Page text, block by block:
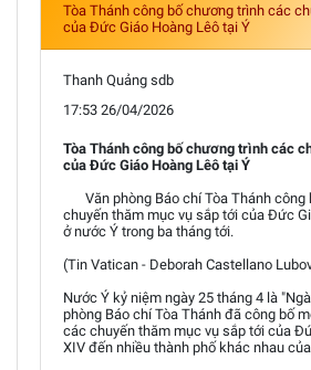
Tòa Thánh công bố chương trình các
của Đức Giáo Hoàng Lêô tại Ý
Thanh Quảng sdb
17:53 26/04/2026
Tòa Thánh công bố chương trình các
của Đức Giáo Hoàng Lêô tại Ý
Văn phòng Báo chí Tòa Thánh
chuyến thăm mục vụ sắp tới của Đức
ở nước Ý trong ba tháng tới.
(Tin Vatican - Deborah Castellano
Nước Ý kỷ niệm ngày 25 tháng 4 là
phòng Báo chí Tòa Thánh đã công bố
các chuyến thăm mục vụ sắp tới của
XIV đến nhiều thành phố khác nhau của